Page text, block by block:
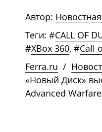
Автор:
Теги: #CALL OF
#XBox 360, #Call
Ferra.ru /
«Новый Диск»
Advanced